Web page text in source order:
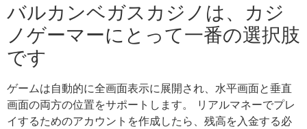
バルカンベガスカジノは、カジ
ノゲーマーにとって一番の選択肢
です
ゲームは自動的に全画面表示に展開され、水平画面と垂直
画面の両方の位置をサポートします。 リアルマネーでプレ
イするためのアカウントを作成したら、残高を入金する必